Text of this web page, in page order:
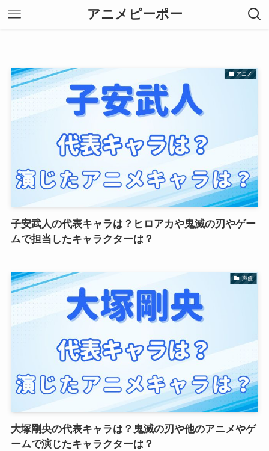
アニメピーポー
アニメ
子安武人の代表キャラは？ヒロアカや鬼滅の刃やゲー
ムで担当したキャラクターは？
声優
大塚剛央の代表キャラは？鬼滅の刃や他のアニメやゲ
ームで演じたキャラクターは？